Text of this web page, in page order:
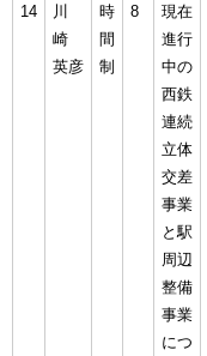
14
川
崎
英彦
時
間
制
8
現在
進行
中の
西鉄
連続
立体
交差
事業
と駅
周辺
整備
事業
につ